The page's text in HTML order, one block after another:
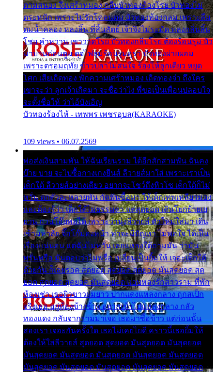
ตามสนอง จึงเศร้าหมอง กลีบบัวทองต้องโรย บัวทองไม่
ตระหนัก เพราะไม่รักโคลนตม บัวทองท้องกลม เพราะลืม
ตมน้ำคลอง หลงลิ้น ที่สิ้นสัตย์ เจ้าจึงไม่ระมัด หลงกลิ่นลิ้น
โชย คำหวาน เขาวาดโรย บัวทองกลีบโรย ต้องร้อนรุม บัว
มาบานก่อนตูม ดุจไฟสุมร้อนรุมอุรา บัวทองผ่ายผอม
เพราะตรอมฤทัย ข้าวปลาไม่สนใจ ร้องไห้ลูกเดียว หยุด
โศก เสียเถิดทอง พักความเศร้าหมอง เถิดทองจ๋า ถึงใคร
เขาจะว่า ลูกเจ้าเกิดมา จะชื่อว่าไง พี่ขอเป็นเพื่อนปลอบใจ
จะตั้งชื่อให้ ว่าไอ้บังเอิญ
บัวทองร้องไห้ - เทพพร เพชรอุบล(KARAOKE)
109 views • 06.07.2569
พ่อส่งเงินสามพัน ให้ฉันเรียนราม ได้อีกสักสามพัน ฉันคง
บ๊าย บาย จะไปซื้อกางเกงยีนส์ ลีวายส์มาใส่ เพราะเราเป็น
เด็กใต้ ลีวายส์อย่างเดียว อยากจะโชว์ถึงหิวโซ เด็กใต้ก็ไม่
หวั่น ตกตัวละหลายพัน กัดฟันซื้อมา ให้เด็กเทพเหลียวมอง
และต้องรู้ว่า เด็กใต้ไม่ธรรมดา แต่สุดยอด เดินโยกย้ายเย
ยวน กวนโอ๊ยพอได้ เพราะว่านุ่งลีวายส์ ตัวใหม่ใส่มา เดิน
เข้ามหาลัย จิ๊กโก๊มองหน้า ท่าจะมีปัญหา ไม่พอใจ ได้เป็น
เรื่องแน่นอน แต่ฉันไม่หวั่น เลยแหลงใต้ถามมัน ว่ามัน
พรั่นพรือ มันตอบว่าไม่พรื่อ เปลี่ยนเป็นยิ้มให้ เจอะเด็กใต้
ด้วยกัน ก็เลยรอด สุดยอด สุดยอด สุดยอด มันสุดยอด สุด
ยอด สุดยอด สุดยอด มันสุดยอด แอบหลงรักสาวราม ที่พัก
ห้องเช่า เธอผิวขาวผมยาว ปากแดงแหลงกลาง ถูกสเป็ก
จริงเธอ อยู่ห้องข้างข้าง อยากเข้าไปแหลงกลาง กลัว
ทองแดง กลับจากรามมาเจอ เธอมาซื้อข้าว แต่ก่อนนั้น
สองเรา เจอะกันครั้งใด เธอไม่เคยไยดี คราวนี้เธอยิ้มให้
ต้องให้ใส่ลีวายส์ สุดยอด สุดยอด มันสุดยอด มันสุดยอด
มันสุดยอด มันสุดยอด มันสุดยอด มันสุดยอด มันสุดยอด
มันสุดยอด มันสุดยอด มันสุดยอด มันสุดยอด มันสุดยอด